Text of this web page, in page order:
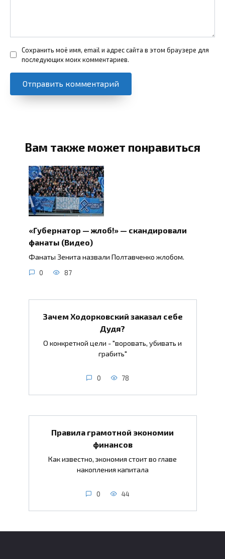
Сохранить моё имя, email и адрес сайта в этом браузере для
последующих моих комментариев.
Вам также может понравиться
«Губернатор — жлоб!» — скандировали
фанаты (Видео)
Фанаты Зенита назвали Полтавченко жлобом.
0 87
Зачем Ходорковский заказал себе
Дудя?
О конкретной цели - "воровать, убивать и
грабить"
0 78
Правила грамотной экономии
финансов
Как известно, экономия стоит во главе
накопления капитала
0 44